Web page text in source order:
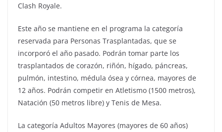
Clash Royale.
Este año se mantiene en el programa la categoría
reservada para Personas Trasplantadas, que se
incorporó el año pasado. Podrán tomar parte los
trasplantados de corazón, riñón, hígado, páncreas,
pulmón, intestino, médula ósea y córnea, mayores de
12 años. Podrán competir en Atletismo (1500 metros),
Natación (50 metros libre) y Tenis de Mesa.
La categoría Adultos Mayores (mayores de 60 años)